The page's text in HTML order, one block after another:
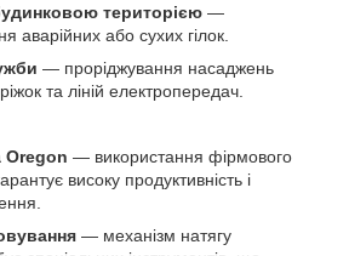
територією —
аварійних або сухих гілок.
— проріджування насаджень
та ліній електропередач.
Oregon — використання фірмового
високу продуктивність і
— механізм натягу